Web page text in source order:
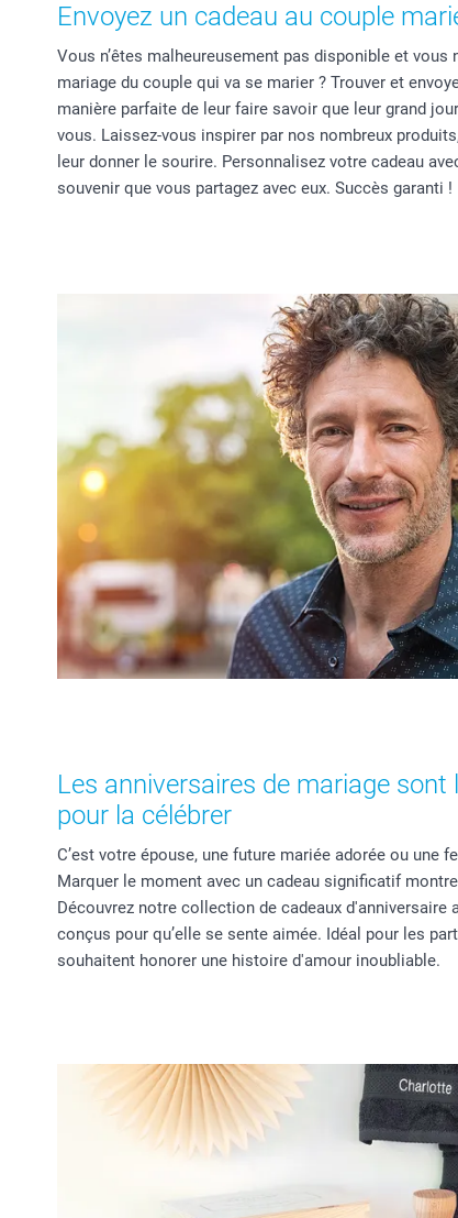
Envoyez un cadeau au couple
Vous n’êtes malheureusement pas disponible et vous
mariage du couple qui va se marier ? Trouver et
manière parfaite de leur faire savoir que leur grand
vous. Laissez-vous inspirer par nos nombreux
leur donner le sourire. Personnalisez votre cadeau
souvenir que vous partagez avec eux. Succès garanti !
Les anniversaires de mariage sont
pour la célébrer
C’est votre épouse, une future mariée adorée ou une
Marquer le moment avec un cadeau significatif
Découvrez notre collection de cadeaux d'anniversaire
conçus pour qu’elle se sente aimée. Idéal pour les
souhaitent honorer une histoire d'amour inoubliable.